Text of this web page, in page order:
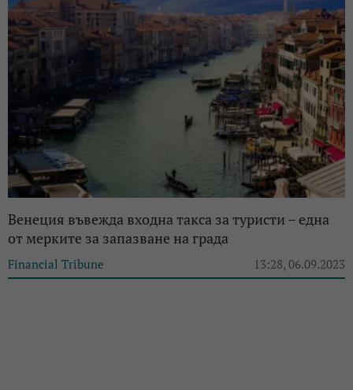
Венеция въвежда входна такса за туристи – една
от мерките за запазване на града
Financial Tribune 13:28, 06.09.2023